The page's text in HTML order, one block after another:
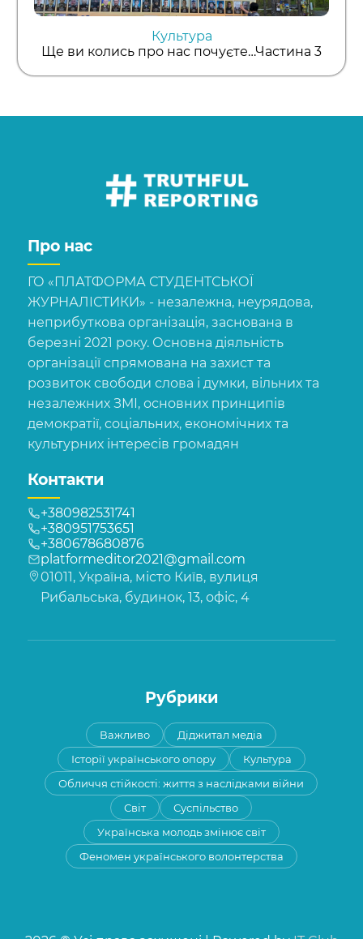
Культура
Ще ви колись про нас почуєте…Частина 3
Про нас
ГО «ПЛАТФОРМА СТУДЕНТСЬКОЇ
ЖУРНАЛІСТИКИ» - незалежна, неурядова,
неприбуткова організація, заснована в
березні 2021 року. Основна діяльність
організації спрямована на захист та
розвиток свободи слова і думки, вільних та
незалежних ЗМІ, основних принципів
демократії, соціальних, економічних та
культурних інтересів громадян
Контакти
+380982531741
+380951753651
+380678680876
platformeditor2021@gmail.com
01011, Україна, місто Київ, вулиця
Рибальська, будинок, 13, офіс, 4
Рубрики
Важливо
Діджитал медіа
Історії українського опору
Культура
Обличчя стійкості: життя з наслідками війни
Світ
Суспільство
Українська молодь змінює світ
Феномен українського волонтерства